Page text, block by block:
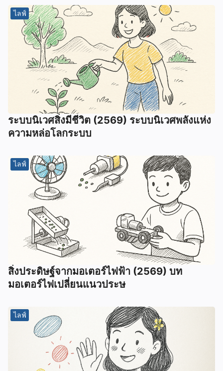
ไลฟ์
ระบบนิเวศสิ่งมีชีวิต (2569) ระบบนิเวศพลังแห่ง
ความหล่อโลกระบบ
ไลฟ์
สิ่งประดิษฐ์จากมอเตอร์ไฟฟ้า (2569) บท
มอเตอร์ไฟเปลี่ยนแนวประษ
ไลฟ์